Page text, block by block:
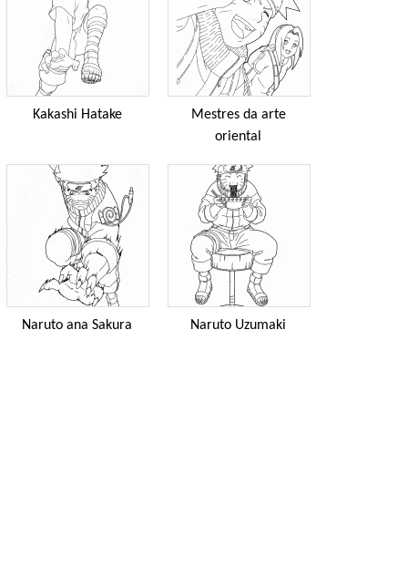
Kakashi Hatake
Mestres da arte
oriental
Naruto ana Sakura Naruto Uzumaki